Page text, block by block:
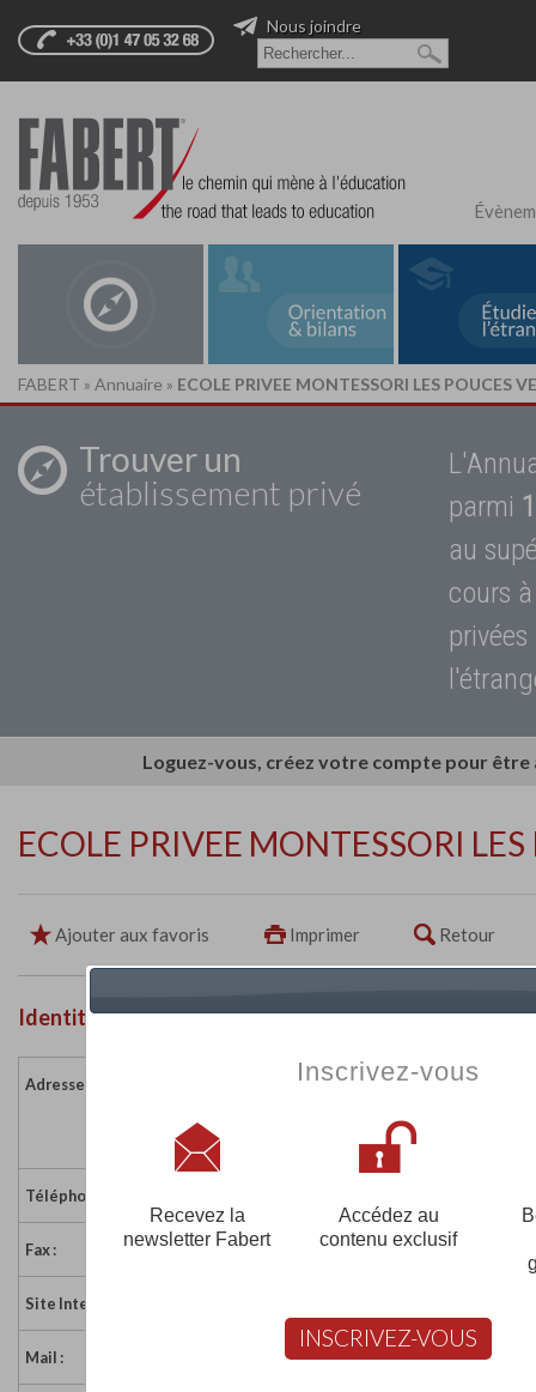
Nous joindre
FABERT » Annuaire » ECOLE PRIVEE MONTESSORI LES POUCES
Trouver un
établissement privé
parmi
au
cours
Loguez-vous, créez votre compte pour
ECOLE PRIVEE MONTESSORI
Ajouter aux favoris Imprimer Retour
Identité de l'établissement
Adresse :
131 Allée du Domaine
Téléphone :
Fax : 04 93 12 15 52
Site Internet :
Mail : secretariat@montessori-les-
Inscrivez-vous
Recevez la
newsletter Fabert
Accédez au
contenu exclusif
INSCRIVEZ-VOUS